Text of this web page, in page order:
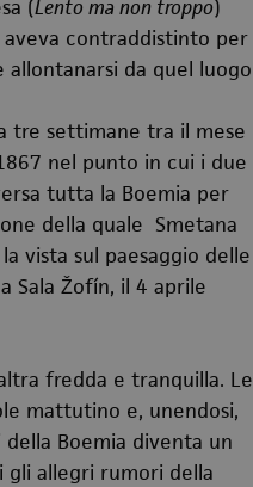
(Lento ma non troppo)
contraddistinto per
allontanarsi da quel luogo
tre settimane tra il mese
nel punto in cui i due
tutta la Boemia per
della quale Smetana
vista sul paesaggio delle
Sala Žofín, il 4 aprile
fredda e tranquilla. Le
mattutino e, unendosi,
Boemia diventa un
gli allegri rumori della